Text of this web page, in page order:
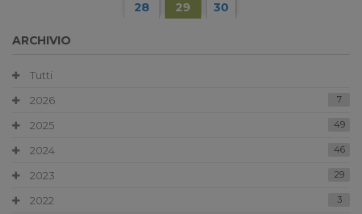
28
29 30
ARCHIVIO
Tutti
2026
7
2025 49
2024 46
2023 29
2022 3